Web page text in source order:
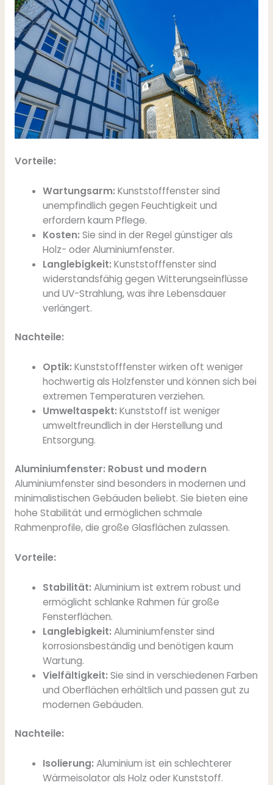
Vorteile:
Wartungsarm: Kunststofffenster sind
unempfindlich gegen Feuchtigkeit und
erfordern kaum Pflege.
Kosten: Sie sind in der Regel günstiger als
Holz- oder Aluminiumfenster.
Langlebigkeit: Kunststofffenster sind
widerstandsfähig gegen Witterungseinflüsse
und UV-Strahlung, was ihre Lebensdauer
verlängert.
Nachteile:
Optik: Kunststofffenster wirken oft weniger
hochwertig als Holzfenster und können sich bei
extremen Temperaturen verziehen.
Umweltaspekt: Kunststoff ist weniger
umweltfreundlich in der Herstellung und
Entsorgung.
Aluminiumfenster: Robust und modern
Aluminiumfenster sind besonders in modernen und
minimalistischen Gebäuden beliebt. Sie bieten eine
hohe Stabilität und ermöglichen schmale
Rahmenprofile, die große Glasflächen zulassen.
Vorteile:
Stabilität: Aluminium ist extrem robust und
ermöglicht schlanke Rahmen für große
Fensterflächen.
Langlebigkeit: Aluminiumfenster sind
korrosionsbeständig und benötigen kaum
Wartung.
Vielfältigkeit: Sie sind in verschiedenen Farben
und Oberflächen erhältlich und passen gut zu
modernen Gebäuden.
Nachteile:
Isolierung: Aluminium ist ein schlechterer
Wärmeisolator als Holz oder Kunststoff.